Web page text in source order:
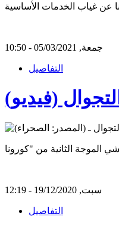
جمعة, 05/03/2021 - 10:50
التفاصيل
(فيديو)
سبت, 19/12/2020 - 12:19
التفاصيل